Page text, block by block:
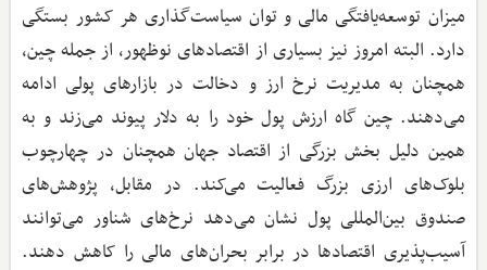
میزان توسعه‌یافتگی مالی و توان سیاست‌گذاری هر کشور بستگی
دارد. البته امروز نیز بسیاری از اقتصادهای نوظهور، از جمله چین،
همچنان به مدیریت نرخ ارز و دخالت در بازارهای پولی ادامه
می‌دهند. چین گاه ارزش پول خود را به دلار پیوند می‌زند و به
همین دلیل بخش بزرگی از اقتصاد جهان همچنان در چهارچوب
بلوک‌های ارزی بزرگ فعالیت می‌کند. در مقابل، پژوهش‌های
صندوق بین‌المللی پول نشان می‌دهد نرخ‌های شناور می‌توانند
آسیب‌پذیری اقتصادها در برابر بحران‌های مالی را کاهش دهند.